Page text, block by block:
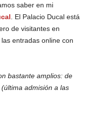
saber en mi
. El Palacio Ducal está
de visitantes en
entradas online con
bastante amplios: de
admisión a las